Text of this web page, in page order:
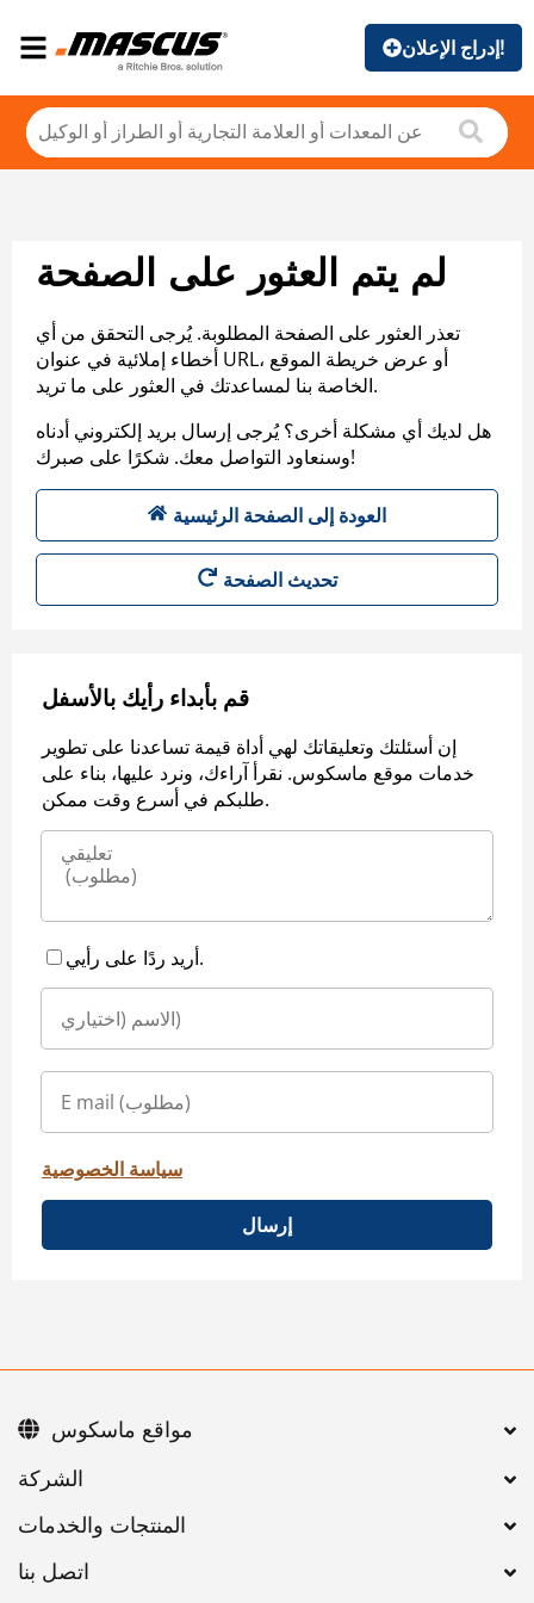
إدراج الإعلان!
لم يتم العثور على الصفحة
تعذر العثور على الصفحة المطلوبة. يُرجى التحقق من أي
أخطاء إملائية في عنوان URL، أو عرض خريطة الموقع
الخاصة بنا لمساعدتك في العثور على ما تريد.
هل لديك أي مشكلة أخرى؟ يُرجى إرسال بريد إلكتروني أدناه
وسنعاود التواصل معك. شكرًا على صبرك!
العودة إلى الصفحة الرئيسية
تحديث الصفحة
قم بأبداء رأيك بالأسفل
إن أسئلتك وتعليقاتك لهي أداة قيمة تساعدنا على تطوير
خدمات موقع ماسكوس. نقرأ آراءك، ونرد عليها، بناء على
طلبكم في أسرع وقت ممكن.
أريد ردًا على رأيي.
سياسة الخصوصية
إرسال
اتصل بنا
مواقع ماسكوس